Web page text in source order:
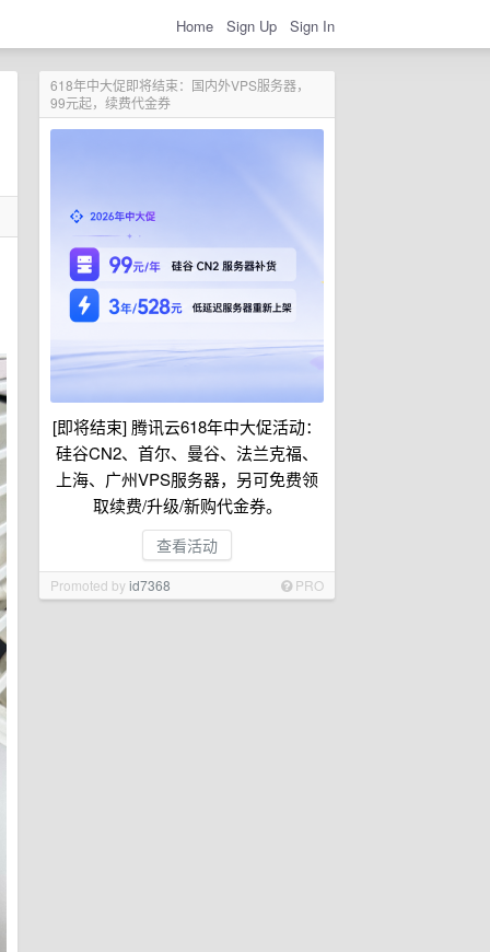
Home Sign Up Sign In
618年中大促即将结束：国内外VPS服务器，
99元起，续费代金券
[即将结束] 腾讯云618年中大促活动：
硅谷CN2、首尔、曼谷、法兰克福、
上海、广州VPS服务器，另可免费领
取续费/升级/新购代金券。
查看活动
Promoted byid7368 PRO